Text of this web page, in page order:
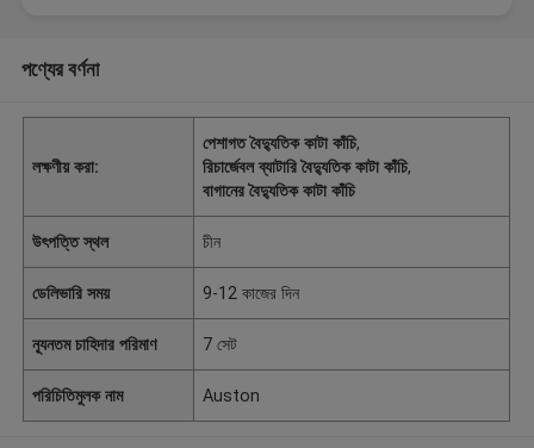
পণ্যের বর্ণনা
লক্ষণীয় করা:
পেশাগত বৈদ্যুতিক কাটা কাঁচি,
রিচার্জেবল ব্যাটারি বৈদ্যুতিক কাটা কাঁচি,
বাগানের বৈদ্যুতিক কাটা কাঁচি
উৎপত্তি স্থল চীন
ডেলিভারি সময় 9-12 কাজের দিন
ন্যূনতম চাহিদার পরিমাণ 7 সেট
পরিচিতিমুলক নাম Auston